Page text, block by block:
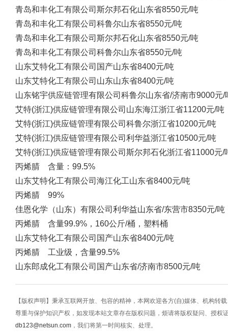
青岛和丰化工有限公司 斯尔邦石化山东省8550元/吨
青岛和丰化工有限公司 科鲁尔山东省8550元/吨
青岛和丰化工有限公司 斯尔邦石化山东省8550元/吨
青岛和丰化工有限公司 科鲁尔山东省8550元/吨
山东艾特化工有限公司 国产山东省8400元/吨
山东艾特化工有限公司 山东山东省8400元/吨
山东铭宇供应链管理有限公司 科鲁尔山东省/济南市9000元/
艾特(浙江)供应链管理有限公司 山东海江浙江省11200元/吨
艾特(浙江)供应链管理有限公司 科鲁尔浙江省10200元/吨
艾特(浙江)供应链管理有限公司 利华益浙江省10500元/吨
艾特(浙江)供应链管理有限公司 斯尔邦石化浙江省11000元/
丙烯腈 含量：99.5%
山东艾特化工有限公司 海江化工山东省8400元/吨
丙烯腈 99%
佳恩化学（山东）有限公司 利华益山东省/东营市8350元/吨
丙烯腈 含量99.9%，160公斤/桶，塑料桶
山东艾特化工有限公司 国产山东省8400元/吨
丙烯腈 工业级，含量99.5%
山东郎成化工有限公司 国产山东省/济南市8500元/吨
【版权声明】秉承互联网开放、包容的精神，本网欢迎各方(自)媒体、机构转
尊重与保护知识产权，如发现本站文章存在版权问题，烦请将版权疑问、授权
db123@netsun.com ，我们将第一时间核实、处理。